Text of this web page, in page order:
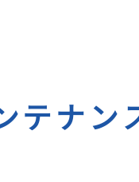
テナン